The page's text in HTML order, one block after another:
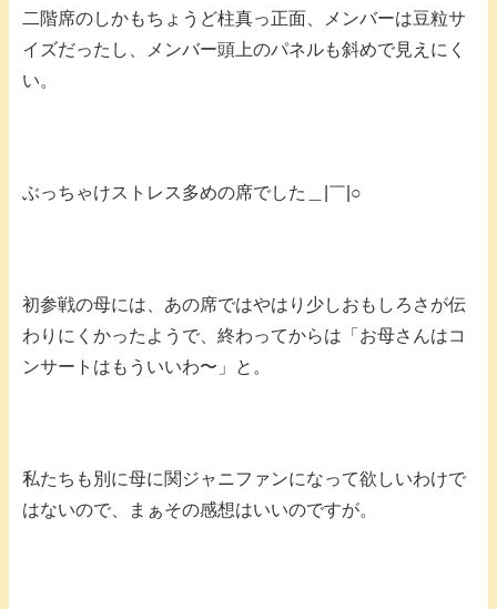
二階席のしかもちょうど柱真っ正面、メンバーは豆粒サ
イズだったし、メンバー頭上のパネルも斜めで見えにく
い。
ぶっちゃけストレス多めの席でした＿|￣|○
初参戦の母には、あの席ではやはり少しおもしろさが伝
わりにくかったようで、終わってからは「お母さんはコ
ンサートはもういいわ〜」と。
私たちも別に母に関ジャニファンになって欲しいわけで
はないので、まぁその感想はいいのですが。